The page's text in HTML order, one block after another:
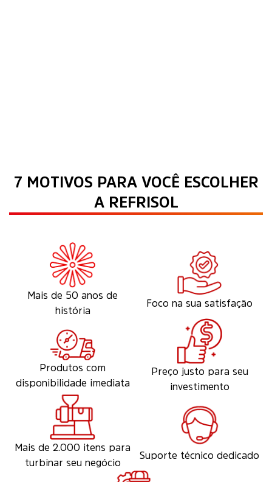
7 MOTIVOS PARA VOCÊ ESCOLHER
A REFRISOL
Mais de 50 anos de
história
Foco na sua satisfação
Produtos com
disponibilidade imediata
Preço justo para seu
investimento
Mais de 2.000 itens para
turbinar seu negócio
Suporte técnico dedicado